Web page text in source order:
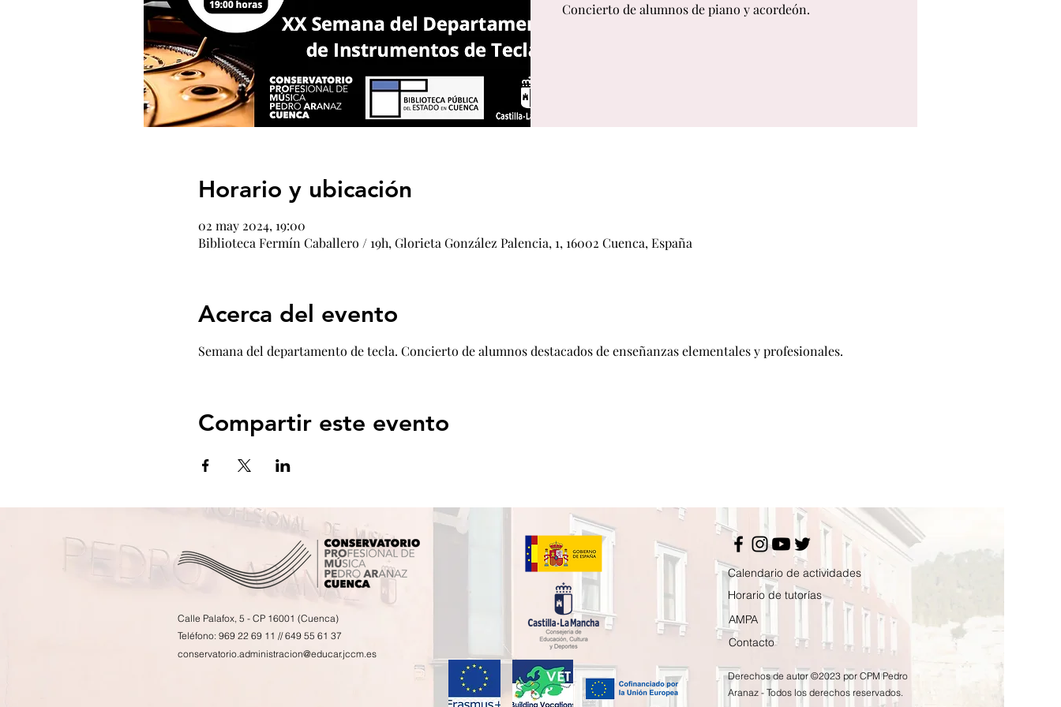
Concierto de alumnos de piano y acordeón.
Horario y ubicación
02 may 2024, 19:00
Biblioteca Fermín Caballero / 19h, Glorieta González Palencia, 1, 16002 Cuenca, España
Acerca del evento
Semana del departamento de tecla. Concierto de alumnos destacados de enseñanzas elementales y profesionales.
Compartir este evento
Calle Palafox, 5 - CP 16001 (Cuenca)
Teléfono: 969 22 69 11 // 649 55 61 37
conservatorio.administracion@educar.jccm.es
Calendario de actividades
Horario de tutorías
AMPA
Contacto
Derechos de autor ©2023 por CPM Pedro
Aranaz - Todos los derechos reservados.